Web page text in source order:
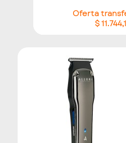
Oferta
$